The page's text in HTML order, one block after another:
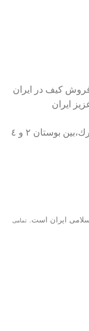
فروش کیف در ایران
ایران
بوستان ٢ و ٤
ايران است. تمامی